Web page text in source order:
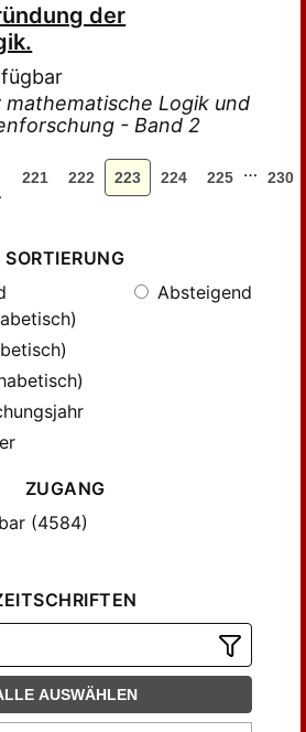
der
mathematische Logik und
- Band 2
221 222 223 224 225 … 230
SORTIERUNG
Absteigend
ZUGANG
(4584)
AUSWÄHLEN